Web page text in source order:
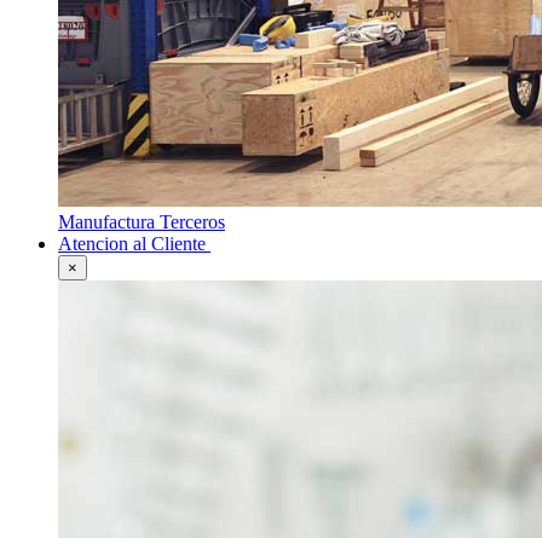
Manufactura Terceros
Atencion al Cliente
×